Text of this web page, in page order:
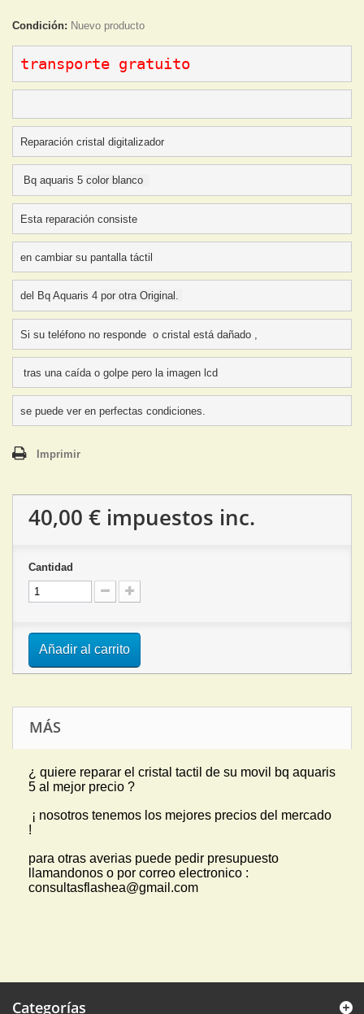
Condición: Nuevo producto
transporte gratuito
Reparación cristal digitalizador
Bq aquaris 5 color blanco
Esta reparación consiste
en cambiar su pantalla táctil
del Bq Aquaris 4 por otra Original.
Si su teléfono no responde  o cristal está dañado ,
tras una caída o golpe pero la imagen lcd
se puede ver en perfectas condiciones.
Imprimir
40,00 € impuestos inc.
Cantidad
Añadir al carrito
MÁS
¿ quiere reparar el cristal tactil de su movil bq aquaris
5 al mejor precio ?
¡ nosotros tenemos los mejores precios del mercado
!
para otras averias puede pedir presupuesto
llamandonos o por correo electronico :
consultasflashea@gmail.com
Categorías